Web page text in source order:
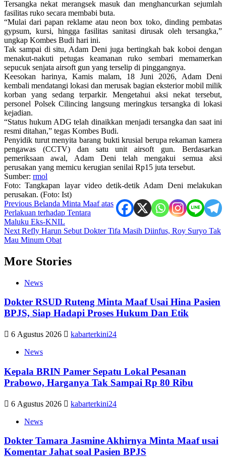
Tersangka nekat merangsek masuk dan menghancurkan sejumlah
fasilitas ruko secara membabi buta.
“Mulai dari papan reklame atau neon box toko, dinding pembatas
gypsum, kursi, hingga fasilitas sanitasi dirusak oleh tersangka,”
ungkap Kombes Budi hari ini.
Tak sampai di situ, Adam Deni juga bertingkah bak koboi dengan
menakut-nakuti petugas keamanan ruko sembari memamerkan
sepucuk senjata airsoft gun yang terselip di pinggangnya.
Keesokan harinya, Kamis malam, 18 Juni 2026, Adam Deni
kembali mendatangi lokasi dan merusak bagian eksterior mobil milik
korban yang sedang terparkir. Mengetahui aksi nekat tersebut,
personel Polsek Cilincing langsung meringkus tersangka di lokasi
kejadian.
“Status hukum ADG telah dinaikkan menjadi tersangka dan saat ini
resmi ditahan,” tegas Kombes Budi.
Penyidik turut menyita barang bukti krusial berupa rekaman kamera
pengawas (CCTV) dan satu unit airsoft gun. Berdasarkan
pemeriksaan awal, Adam Deni telah mengakui semua aksi
perusakan yang memicu kerugian senilai Rp15 juta tersebut.
Sumber: rmol
Foto: Tangkapan layar video detik-detik Adam Deni melakukan
perusakan. (Foto: Ist)
Post
navigation
Previous Belanda Minta Maaf atas
Perlakuan terhadap Tentara
Maluku Eks-KNIL
Next Refly Harun Sebut Dokter Tifa Masih Diinfus, Roy Suryo Tak
Mau Minum Obat
More Stories
News
Dokter RSUD Ruteng Minta Maaf Usai Hina Pasien
BPJS, Siap Hadapi Proses Hukum Dan Etik
6 Agustus 2026 kabarterkini24
News
Kepala BRIN Pamer Sepatu Lokal Pesanan
Prabowo, Harganya Tak Sampai Rp 80 Ribu
6 Agustus 2026 kabarterkini24
News
Dokter Tamara Jasmine Akhirnya Minta Maaf usai
Komentar Jahat soal Pasien BPJS